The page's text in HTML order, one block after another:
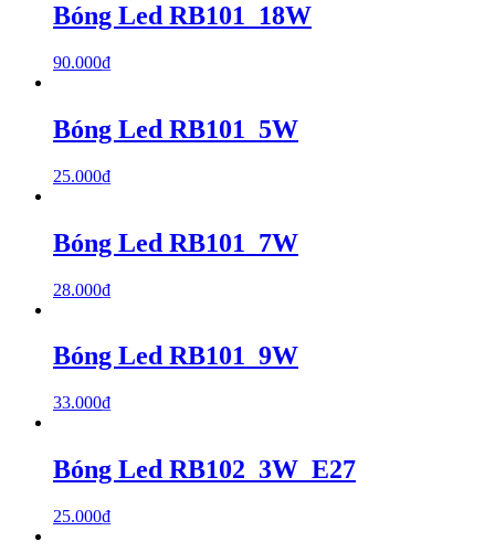
Bóng Led RB101_18W
90.000₫
Bóng Led RB101_5W
25.000₫
Bóng Led RB101_7W
28.000₫
Bóng Led RB101_9W
33.000₫
Bóng Led RB102_3W_E27
25.000₫